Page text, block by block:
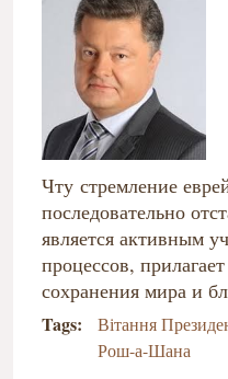
Чту стремление
последовательно
является активным
процессов,
сохранения мира и
Tags:
Вітання
Рош-а-Шана